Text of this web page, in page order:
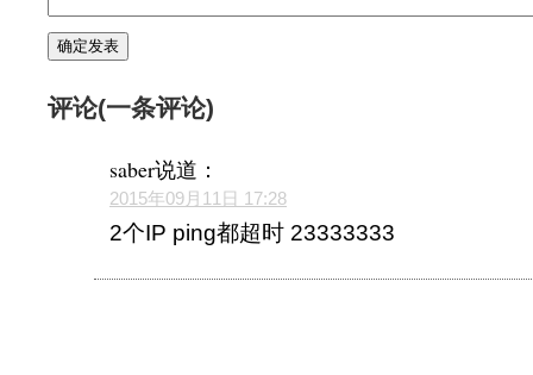
评论(一条评论)
saber说道：
2015年09月11日 17:28
2个IP ping都超时 23333333